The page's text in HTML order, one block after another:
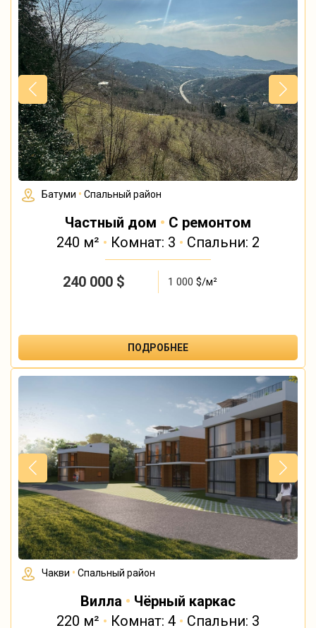
Батуми • Спальный район
Частный дом • С ремонтом
240 м² • Комнат: 3 • Спальни: 2
240 000$ 1 000 $/м²
ПОДРОБНЕЕ
Чакви • Спальный район
Вилла • Чёрный каркас
220 м² • Комнат: 4 • Спальни: 3